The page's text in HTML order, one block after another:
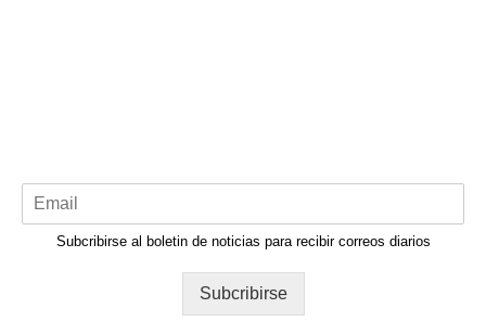
Subcribirse al boletin de noticias para recibir correos diarios
Subcribirse